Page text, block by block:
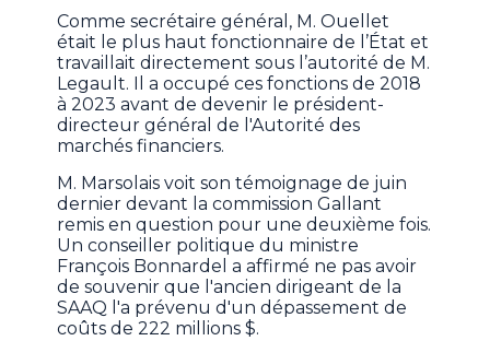
Comme secrétaire général, M. Ouellet
était le plus haut fonctionnaire de l’État et
travaillait directement sous l’autorité de M.
Legault. Il a occupé ces fonctions de 2018
à 2023 avant de devenir le président-
directeur général de l'Autorité des
marchés financiers.
M. Marsolais voit son témoignage de juin
dernier devant la commission Gallant
remis en question pour une deuxième fois.
Un conseiller politique du ministre
François Bonnardel a affirmé ne pas avoir
de souvenir que l'ancien dirigeant de la
SAAQ l'a prévenu d'un dépassement de
coûts de 222 millions $.